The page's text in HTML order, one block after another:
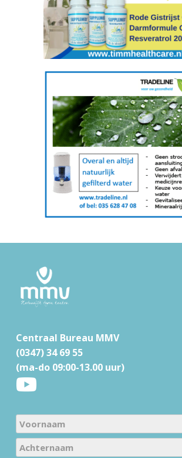
Centraal Bureau MMV
(0347) 34 69 55
(ma-do 09:00-13.00 uur)
N
a
m
V